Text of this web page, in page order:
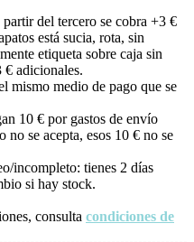
del tercero se cobra +3 €
está sucia, rota, sin
etiqueta sobre caja sin
€ adicionales.
mismo medio de pago que se
10 € por gastos de envío
no se acepta, esos 10 € no se
incompleto: tienes 2 días
si hay stock.
consulta condiciones de